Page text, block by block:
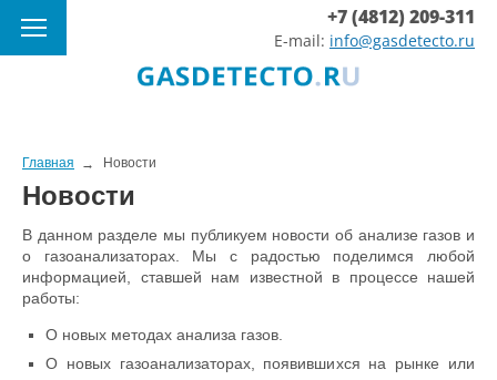
+7 (4812) 209-311
E-mail: info@gasdetecto.ru
Главная Новости
Новости
В данном разделе мы публикуем новости об анализе газов и
о газоанализаторах. Мы с радостью поделимся любой
информацией, ставшей нам известной в процессе нашей
работы:
О новых методах анализа газов.
О новых газоанализаторах, появившихся на рынке или